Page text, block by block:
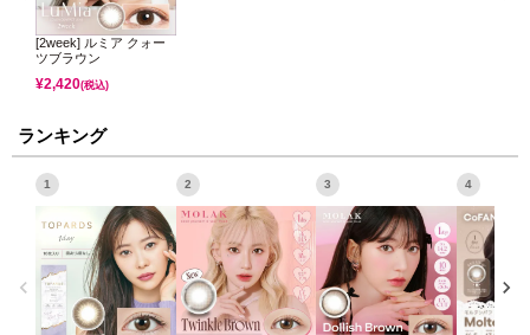
[2week] ルミア クォー
ツブラウン
¥2,420(税込)
ランキング
1 2 3 4